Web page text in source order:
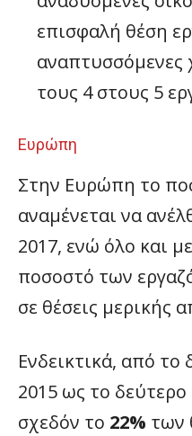
επισφαλή θέση
τους 4 στους 5
Ευρώπη
Στην Ευρώπη το
αναμένεται να
2017, ενώ όλο και
ποσοστό των
σε θέσεις μερικής
Ενδεικτικά, από
2015 ως το
σχεδόν το 22% των